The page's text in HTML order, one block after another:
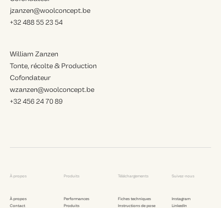
jzanzen@woolconcept.be
+32 488 55 23 54
William Zanzen
Tonte, récolte & Production
Cofondateur
wzanzen@woolconcept.be
+32 456 24 70 89
À propos
À propos
Contact
Produits
Performances
Produits
Téléchargements
Fiches techniques
Instructions de pose
Suivez-nous
Instagram
LinkedIn